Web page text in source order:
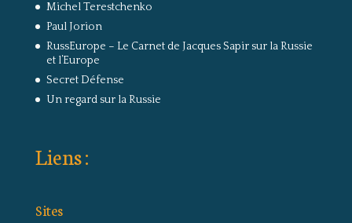
Michel Terestchenko
Paul Jorion
RussEurope – Le Carnet de Jacques Sapir sur la Russie
et l’Europe
Secret Défense
Un regard sur la Russie
Liens :
Sites